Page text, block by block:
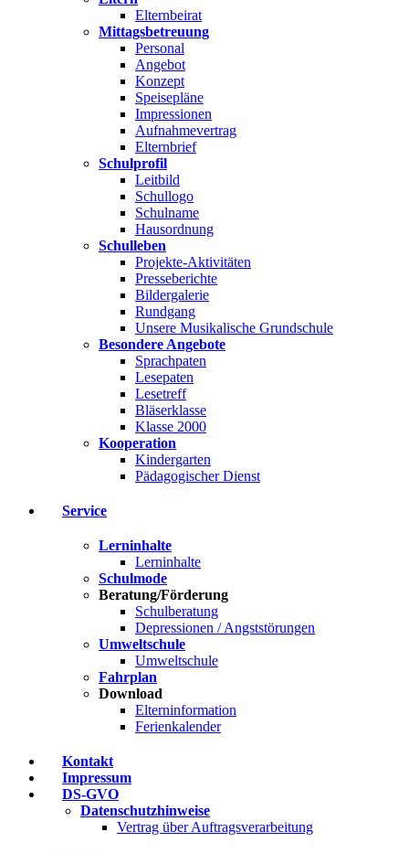
Elternbeirat
Mittagsbetreuung
Personal
Angebot
Konzept
Speisepläne
Impressionen
Aufnahmevertrag
Elternbrief
Schulprofil
Leitbild
Schullogo
Schulname
Hausordnung
Schulleben
Projekte-Aktivitäten
Presseberichte
Bildergalerie
Rundgang
Unsere Musikalische Grundschule
Besondere Angebote
Sprachpaten
Lesepaten
Lesetreff
Bläserklasse
Klasse 2000
Kooperation
Kindergarten
Pädagogischer Dienst
Service
Lerninhalte
Lerninhalte
Schulmode
Beratung/Förderung
Schulberatung
Depressionen / Angststörungen
Umweltschule
Umweltschule
Fahrplan
Download
Elterninformation
Ferienkalender
Kontakt
Impressum
DS-GVO
Datenschutzhinweise
Vertrag über Auftragsverarbeitung